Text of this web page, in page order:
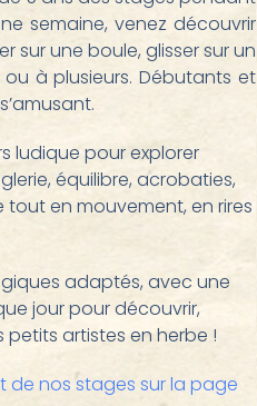
semaine, venez découvrir
sur une boule, glisser sur un
à plusieurs. Débutants et
ludique pour explorer
équilibre, acrobaties,
tout en mouvement, en rires
adaptés, avec une
jour pour découvrir,
petits artistes en herbe !
de nos stages sur la page